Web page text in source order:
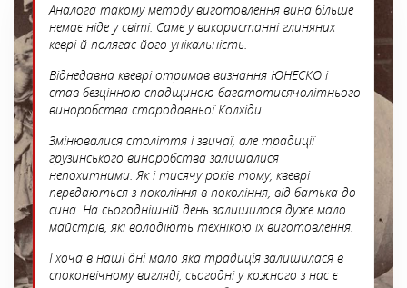
Аналога такому методу виготовлення вина більше
немає ніде у світі. Саме у використанні глиняних
кеврі й полягає його унікальність.
Віднедавна квеврі отримав визнання ЮНЕСКО і
став безцінною спадщиною багатотисячолітнього
виноробства стародавньої Колхіди.
Змінювалися століття і звичаї, але традиції
грузинського виноробства залишалися
непохитними. Як і тисячу років тому, квеврі
передаються з покоління в покоління, від батька до
сина. На сьогоднішній день залишилося дуже мало
майстрів, які володіють технікою їх виготовлення.
І хоча в наші дні мало яка традиція залишилася в
споконвічному вигляді, сьогодні у кожного з нас є